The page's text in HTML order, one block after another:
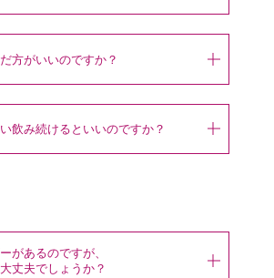
方がいいのですか？
飲み続けるといいのですか？
があるのですが、
丈夫でしょうか？